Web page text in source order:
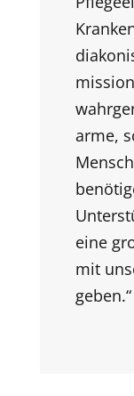
arme,
eine
mit
geben.“